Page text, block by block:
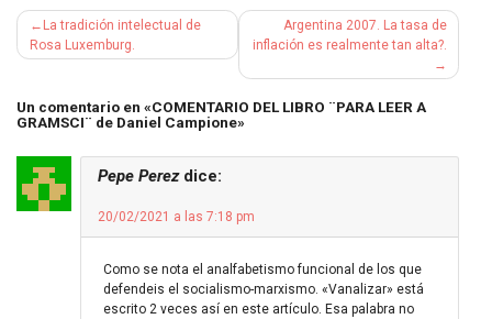
Navegación
de
La tradición intelectual de
Rosa Luxemburg.
Argentina 2007. La tasa de
inflación es realmente tan alta?.
Un comentario en «COMENTARIO DEL LIBRO ¨PARA LEER A
GRAMSCI¨ de Daniel Campione»
Pepe Perez dice:
20/02/2021 a las 7:18 pm
Como se nota el analfabetismo funcional de los que
defendeis el socialismo-marxismo. «Vanalizar» está
escrito 2 veces así en este artículo. Esa palabra no